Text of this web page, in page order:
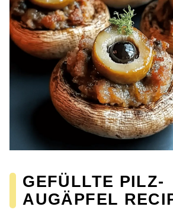
GEFÜLLTE PILZ-
AUGÄPFEL